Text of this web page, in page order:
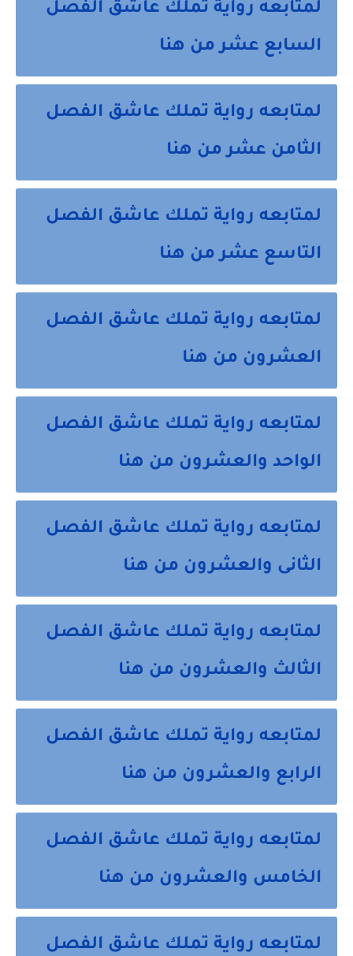
لمتابعه رواية تملك عاشق الفصل
السابع عشر من هنا
لمتابعه رواية تملك عاشق الفصل
الثامن عشر من هنا
لمتابعه رواية تملك عاشق الفصل
التاسع عشر من هنا
لمتابعه رواية تملك عاشق الفصل
العشرون من هنا
لمتابعه رواية تملك عاشق الفصل
الواحد والعشرون من هنا
لمتابعه رواية تملك عاشق الفصل
الثانى والعشرون من هنا
لمتابعه رواية تملك عاشق الفصل
الثالث والعشرون من هنا
لمتابعه رواية تملك عاشق الفصل
الرابع والعشرون من هنا
لمتابعه رواية تملك عاشق الفصل
الخامس والعشرون من هنا
لمتابعه رواية تملك عاشق الفصل